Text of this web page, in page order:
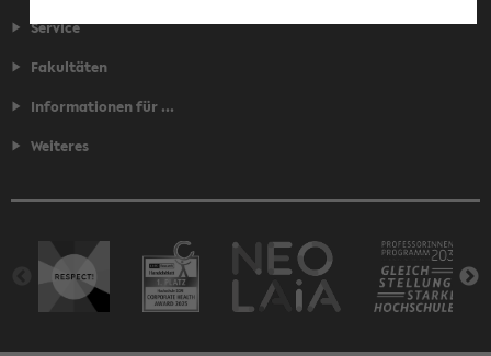
Service
Fakultäten
Informationen für ...
Weiteres